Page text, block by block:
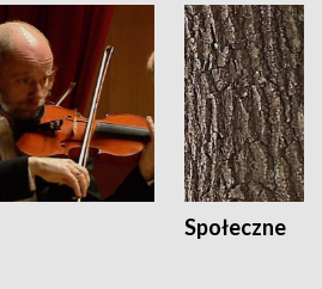
Społeczne